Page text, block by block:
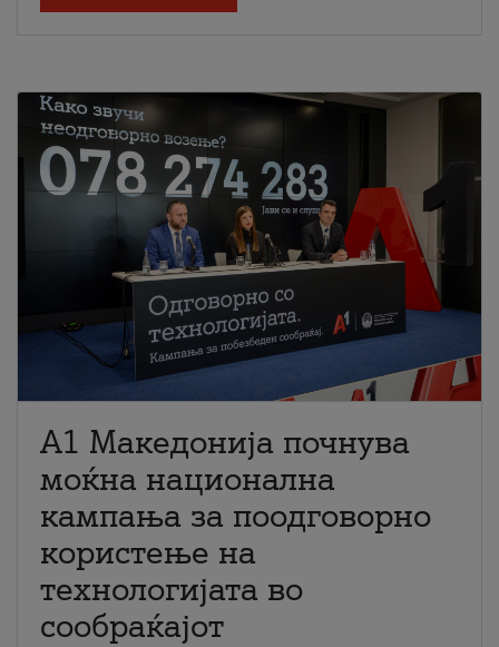
A1 Македонија почнува
моќна национална
кампања за поодговорно
користење на
технологијата во
сообраќајот